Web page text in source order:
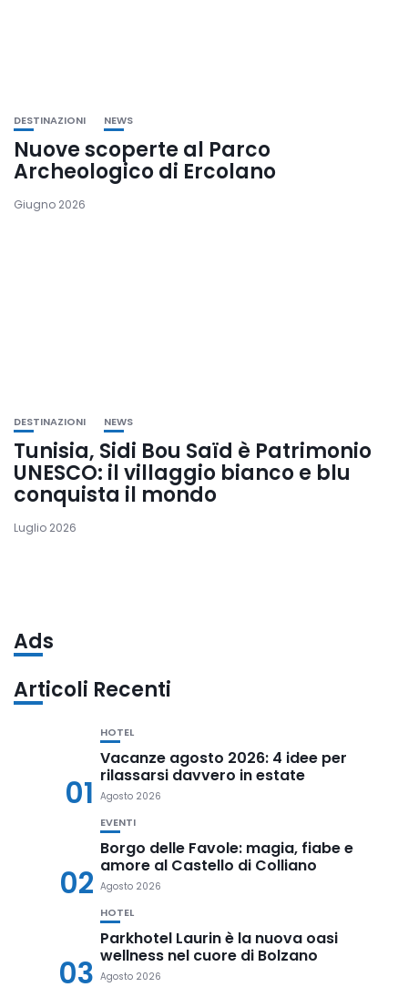
DESTINAZIONI NEWS
Nuove scoperte al Parco
Archeologico di Ercolano
Giugno 2026
DESTINAZIONI NEWS
Tunisia, Sidi Bou Saïd è Patrimonio
UNESCO: il villaggio bianco e blu
conquista il mondo
Luglio 2026
Ads
Articoli Recenti
01
HOTEL
Vacanze agosto 2026: 4 idee per
rilassarsi davvero in estate
Agosto 2026
02
EVENTI
Borgo delle Favole: magia, fiabe e
amore al Castello di Colliano
Agosto 2026
03
HOTEL
Parkhotel Laurin è la nuova oasi
wellness nel cuore di Bolzano
Agosto 2026